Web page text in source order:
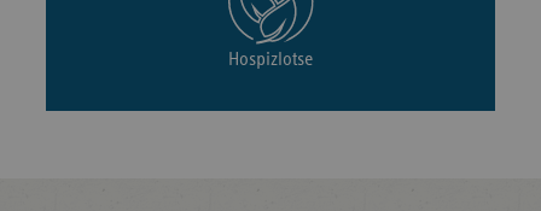
Hospizlotse